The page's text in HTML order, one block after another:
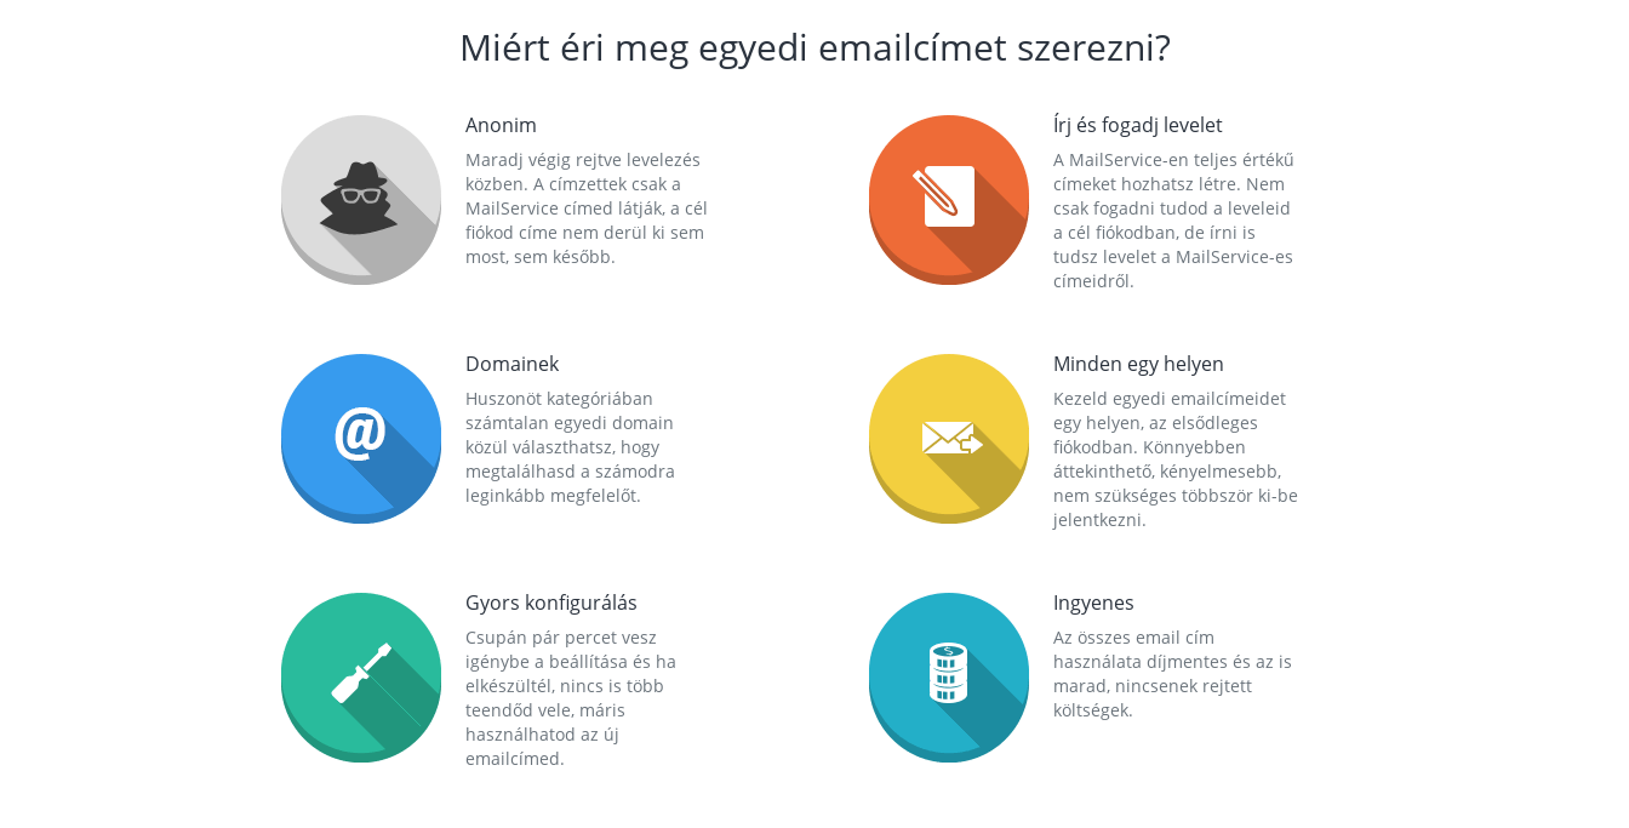
Miért éri meg egyedi emailcímet szerezni?
Anonim
Maradj végig rejtve levelezés
közben. A címzettek csak a
MailService címed látják, a cél
fiókod címe nem derül ki sem
most, sem később.
Írj és fogadj levelet
A MailService-en teljes értékű
címeket hozhatsz létre. Nem
csak fogadni tudod a leveleid
a cél fiókodban, de írni is
tudsz levelet a MailService-es
címeidről.
Domainek
Huszonöt kategóriában
számtalan egyedi domain
közül választhatsz, hogy
megtalálhasd a számodra
leginkább megfelelőt.
Minden egy helyen
Kezeld egyedi emailcímeidet
egy helyen, az elsődleges
fiókodban. Könnyebben
áttekinthető, kényelmesebb,
nem szükséges többször ki-be
jelentkezni.
Gyors konfigurálás
Csupán pár percet vesz
igénybe a beállítása és ha
elkészültél, nincs is több
teendőd vele, máris
használhatod az új
emailcímed.
Ingyenes
Az összes email cím
használata díjmentes és az is
marad, nincsenek rejtett
költségek.